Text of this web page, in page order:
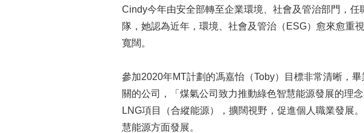
Cindy今年由安全部轉至企業環境、社會及管治部門，
隊，她認為近年，環境、社會及管治（ESG）愈來愈重
寬闊。
參加2020年MT計劃的馮嘉怡（Toby）目標非常清晰，
關的公司，「煤氣公司致力推動綠色智慧能源發展的理
LNG項目（合縱能源），擴闊視野，促進個人職業發展
慧能源方面發展。